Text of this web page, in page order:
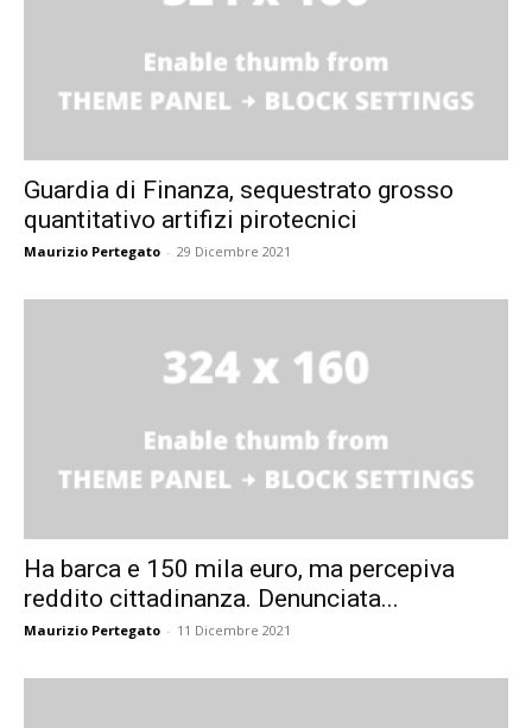
Guardia di Finanza, sequestrato grosso
quantitativo artifizi pirotecnici
Maurizio Pertegato - 29 Dicembre 2021
Ha barca e 150 mila euro, ma percepiva
reddito cittadinanza. Denunciata...
Maurizio Pertegato - 11 Dicembre 2021